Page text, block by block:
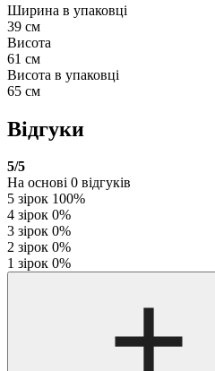
Ширина в упаковці
39 см
Висота
61 см
Висота в упаковці
65 см
Відгуки
5/5
На основі 0 відгуків
5 зірок 100%
4 зірок 0%
3 зірок 0%
2 зірок 0%
1 зірок 0%